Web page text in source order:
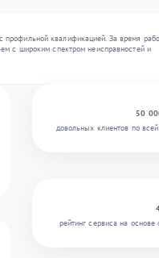
квалификацией. За время
с широким спектром неисправностей и
50
довольных клиентов по
рейтинг сервиса на основе